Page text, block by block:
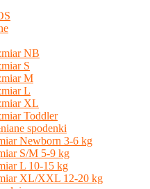
NB
S
M
L
XL
Toddler
spodenki
Newborn 3-6 kg
S/M 5-9 kg
L 10-15 kg
XL/XXL 12-20 kg